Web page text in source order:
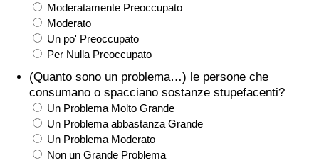
Moderatamente Preoccupato
Moderato
Un po' Preoccupato
Per Nulla Preoccupato
(Quanto sono un problema…) le persone che
consumano o spacciano sostanze stupefacenti?
Un Problema Molto Grande
Un Problema abbastanza Grande
Un Problema Moderato
Non un Grande Problema